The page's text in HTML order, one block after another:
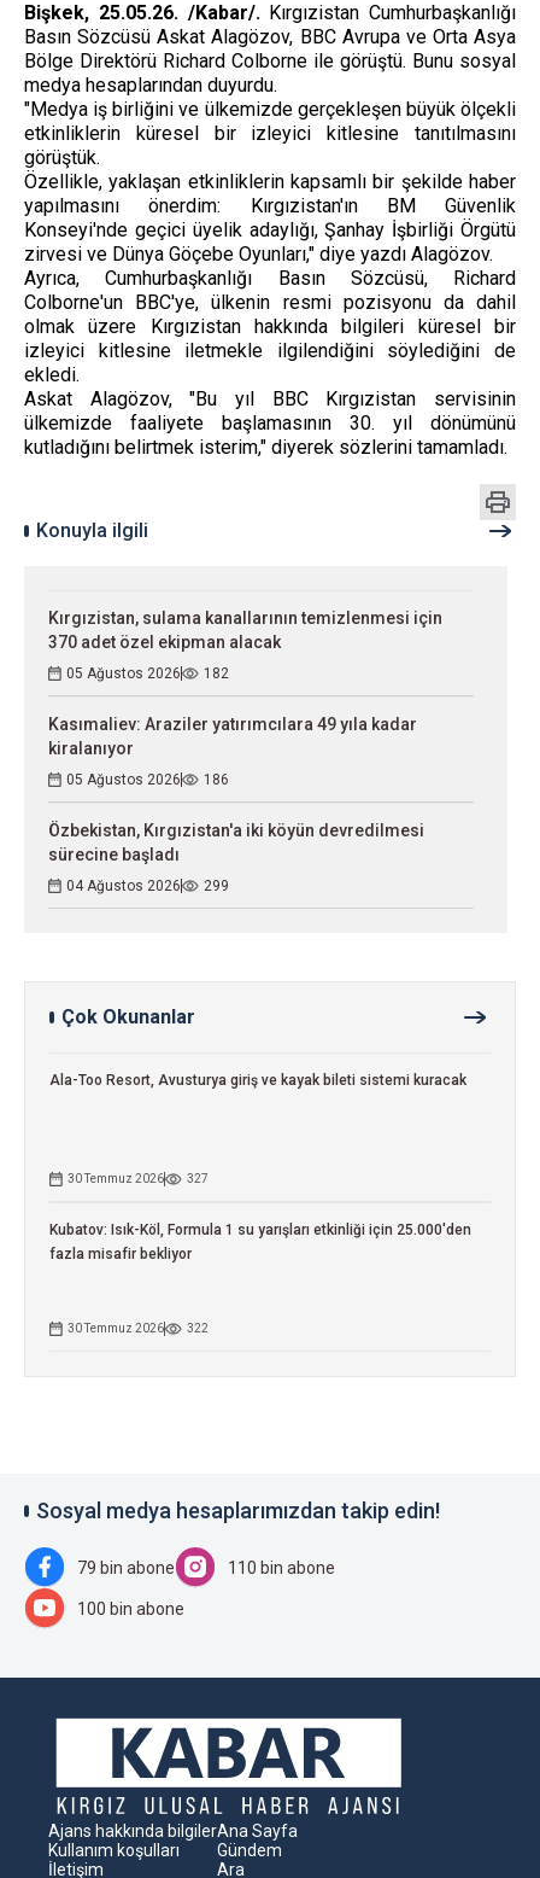
Bişkek, 25.05.26. /Kabar/.Kırgızistan Cumhurbaşkanlığı
Basın Sözcüsü Askat Alagözov, BBC Avrupa ve Orta Asya
Bölge Direktörü Richard Colborne ile görüştü. Bunu sosyal
medya hesaplarından duyurdu.
"Medya iş birliğini ve ülkemizde gerçekleşen büyük ölçekli
etkinliklerin küresel bir izleyici kitlesine tanıtılmasını
görüştük.
Özellikle, yaklaşan etkinliklerin kapsamlı bir şekilde haber
yapılmasını önerdim: Kırgızistan'ın BM Güvenlik
Konseyi'nde geçici üyelik adaylığı, Şanhay İşbirliği Örgütü
zirvesi ve Dünya Göçebe Oyunları," diye yazdı Alagözov.
Ayrıca, Cumhurbaşkanlığı Basın Sözcüsü, Richard
Colborne'un BBC'ye, ülkenin resmi pozisyonu da dahil
olmak üzere Kırgızistan hakkında bilgileri küresel bir
izleyici kitlesine iletmekle ilgilendiğini söylediğini de
ekledi.
Askat Alagözov, "Bu yıl BBC Kırgızistan servisinin
ülkemizde faaliyete başlamasının 30. yıl dönümünü
kutladığını belirtmek isterim," diyerek sözlerini tamamladı.
Konuyla ilgili
Kırgızistan, sulama kanallarının temizlenmesi için
370 adet özel ekipman alacak
05 Ağustos 2026 182
Kasımaliev: Araziler yatırımcılara 49 yıla kadar
kiralanıyor
05 Ağustos 2026 186
Özbekistan, Kırgızistan'a iki köyün devredilmesi
sürecine başladı
04 Ağustos 2026 299
Çok Okunanlar
Ala-Too Resort, Avusturya giriş ve kayak bileti sistemi kuracak
30 Temmuz 2026 327
Kubatov: Isık-Köl, Formula 1 su yarışları etkinliği için 25.000'den
fazla misafir bekliyor
30 Temmuz 2026 322
Sosyal medya hesaplarımızdan takip edin!
79 bin abone 110 bin abone
100 bin abone
Ajans hakkında bilgiler
Kullanım koşulları
İletişim
Ana Sayfa
Gündem
Ara